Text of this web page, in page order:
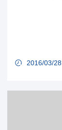
2016/03/28